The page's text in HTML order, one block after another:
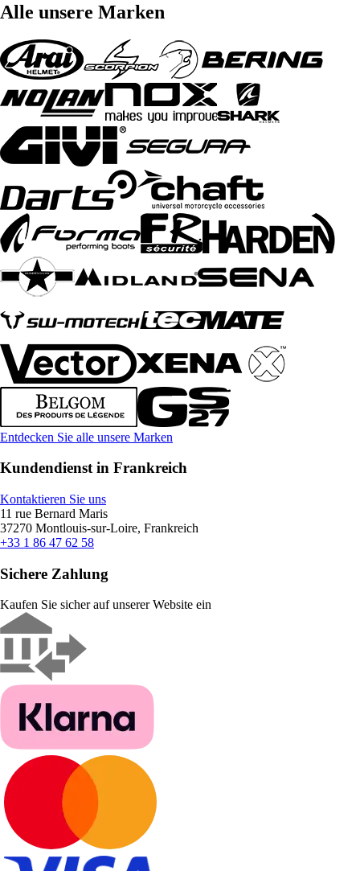
Alle unsere Marken
Entdecken Sie alle unsere Marken
Kundendienst in Frankreich
Kontaktieren Sie uns
11 rue Bernard Maris
37270 Montlouis-sur-Loire, Frankreich
+33 1 86 47 62 58
Sichere Zahlung
Kaufen Sie sicher auf unserer Website ein